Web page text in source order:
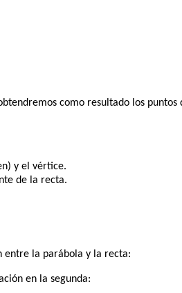
como resultado los
y el vértice.
de la recta.
entre la parábola y la recta:
en la segunda: